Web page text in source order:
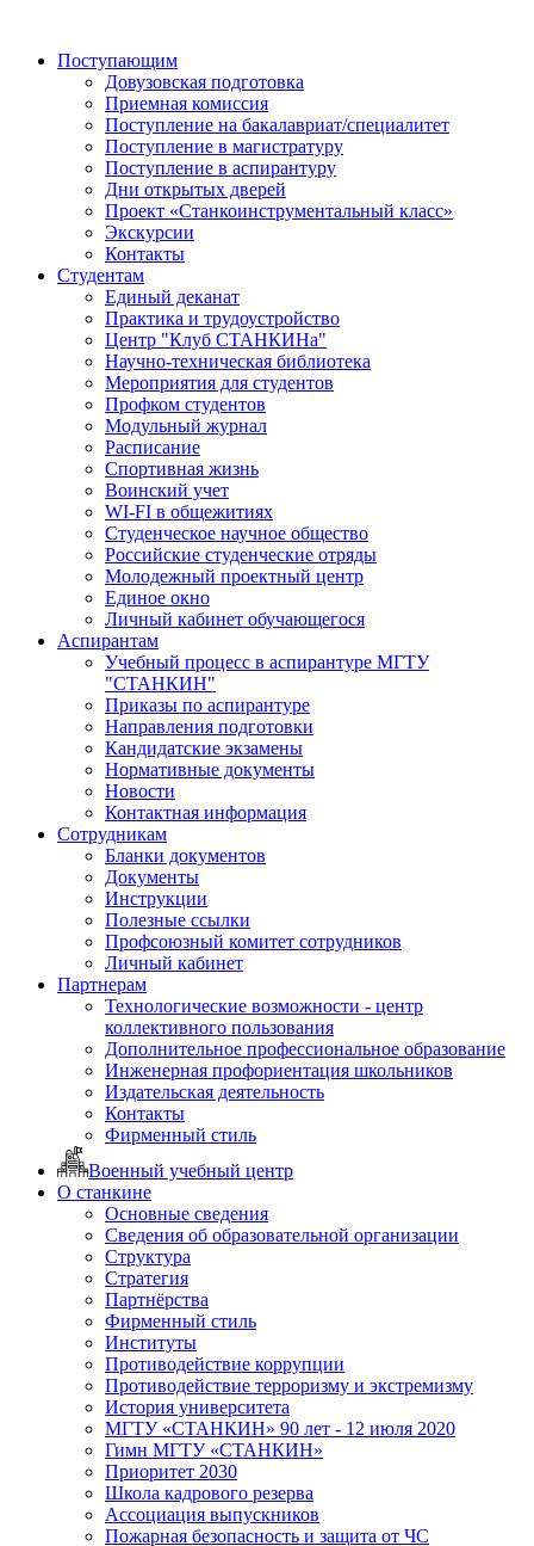
Поступающим
Довузовская подготовка
Приемная комиссия
Поступление на бакалавриат/специалитет
Поступление в магистратуру
Поступление в аспирантуру
Дни открытых дверей
Проект «Станкоинструментальный класс»
Экскурсии
Контакты
Студентам
Единый деканат
Практика и трудоустройство
Центр "Клуб СТАНКИНа"
Научно-техническая библиотека
Мероприятия для студентов
Профком студентов
Модульный журнал
Расписание
Спортивная жизнь
Воинский учет
WI-FI в общежитиях
Студенческое научное общество
Российские студенческие отряды
Молодежный проектный центр
Единое окно
Личный кабинет обучающегося
Аспирантам
Учебный процесс в аспирантуре МГТУ
"СТАНКИН"
Приказы по аспирантуре
Направления подготовки
Кандидатские экзамены
Нормативные документы
Новости
Контактная информация
Сотрудникам
Бланки документов
Документы
Инструкции
Полезные ссылки
Профсоюзный комитет сотрудников
Личный кабинет
Партнерам
Технологические возможности - центр
коллективного пользования
Дополнительное профессиональное образование
Инженерная профориентация школьников
Издательская деятельность
Контакты
Фирменный стиль
Военный учебный центр
О станкине
Основные сведения
Сведения об образовательной организации
Структура
Стратегия
Партнёрства
Фирменный стиль
Институты
Противодействие коррупции
Противодействие терроризму и экстремизму
История университета
МГТУ «СТАНКИН» 90 лет - 12 июля 2020
Гимн МГТУ «СТАНКИН»
Приоритет 2030
Школа кадрового резерва
Ассоциация выпускников
Пожарная безопасность и защита от ЧС